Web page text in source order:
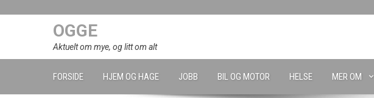
OGGE
Aktuelt om mye, og litt om alt
FORSIDE HJEM OG HAGE JOBB BIL OG MOTOR HELSE MER OM